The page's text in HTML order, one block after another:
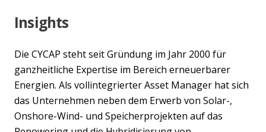
Insights
Die CYCAP steht seit Gründung im Jahr 2000 für
ganzheitliche Expertise im Bereich erneuerbarer
Energien. Als vollintegrierter Asset Manager hat sich
das Unternehmen neben dem Erwerb von Solar-,
Onshore-Wind- und Speicherprojekten auf das